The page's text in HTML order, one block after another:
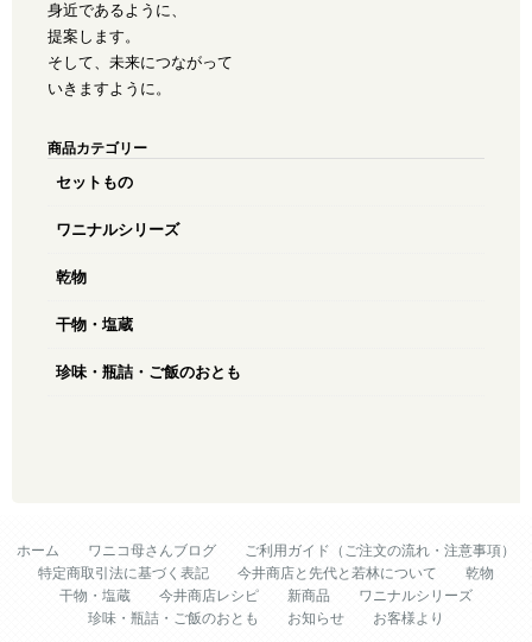
身近であるように、
提案します。
そして、未来につながって
いきますように。
商品カテゴリー
セットもの
ワニナルシリーズ
乾物
干物・塩蔵
珍味・瓶詰・ご飯のおとも
ホーム ワニコ母さんブログ
ご利用ガイド（ご注文の流れ・注意事項）
特定商取引法に基づく表記
今井商店と先代と若林について
乾物
干物・塩蔵
今井商店レシピ 新商品
ワニナルシリーズ
珍味・瓶詰・ご飯のおとも
お知らせ お客様より